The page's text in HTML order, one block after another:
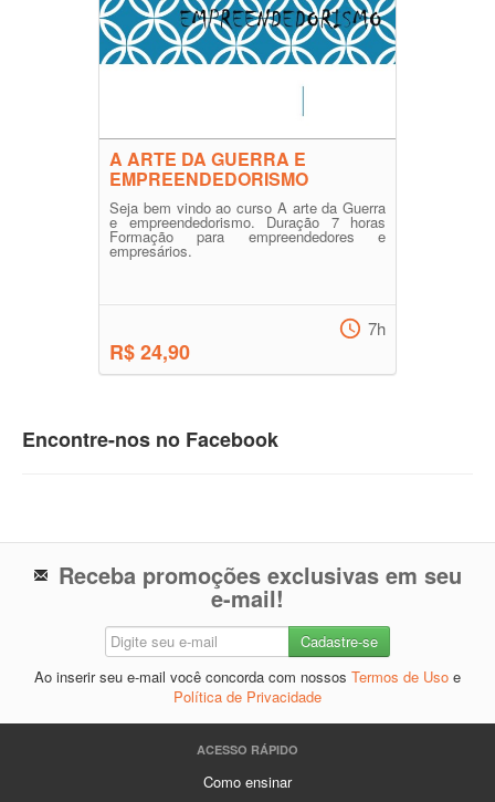
A ARTE DA GUERRA E
EMPREENDEDORISMO
Seja bem vindo ao curso A arte da Guerra
e empreendedorismo. Duração 7 horas
Formação para empreendedores e
empresários.
R$ 24,90
7h
Encontre-nos no Facebook
Receba promoções exclusivas em seu
e-mail!
Ao inserir seu e-mail você concorda com nossos Termos de Uso e
Política de Privacidade
ACESSO RÁPIDO
Como ensinar